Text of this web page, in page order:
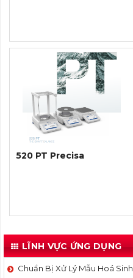
520 PT Precisa
LĨNH VỰC ỨNG DỤNG
Chuẩn Bị Xử Lý Mẫu Hoá Sinh